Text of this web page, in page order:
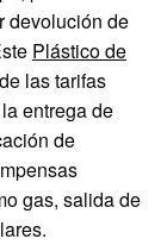
devolución de
Plástico de
las tarifas
entrega de
de
gas, salida de